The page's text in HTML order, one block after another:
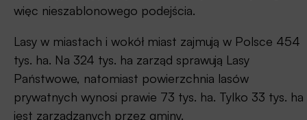
więc nieszablonowego podejścia.
Lasy w miastach i wokół miast zajmują w Polsce 454
tys. ha. Na 324 tys. ha zarząd sprawują Lasy
Państwowe, natomiast powierzchnia lasów
prywatnych wynosi prawie 73 tys. ha. Tylko 33 tys. ha
jest zarządzanych przez gminy.